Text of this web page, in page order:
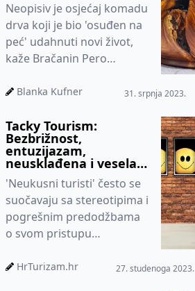
Neopisiv je osjećaj komadu
drva koji je bio 'osuđen na
peć' udahnuti novi život,
kaže Bračanin Pero
Blanka Kufner 31. srpnja 2023.
Tacky Tourism:
Bezbrižnost,
entuzijazam,
neusklađena i vesela
odjeća, kič...
'Neukusni turisti' često se
suočavaju sa stereotipima i
pogrešnim predodžbama
o svom pristupu
HrTurizam.hr 27. studenoga 2023.